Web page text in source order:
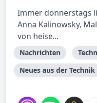
Immer donnerstags
Anna Kalinowsky,
von heise...
Nachrichten
Neues aus der Technik